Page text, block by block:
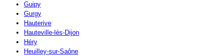
Guipy
Gurgy
Hauterive
Hauteville-lès-Dijon
Héry
Heuilley-sur-Saône